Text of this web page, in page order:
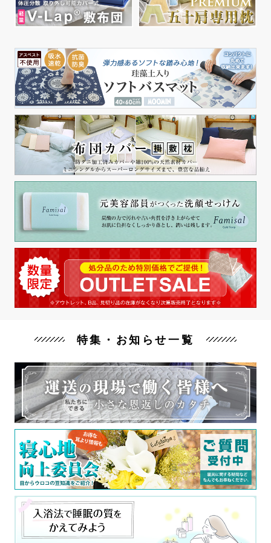
特集・お知らせ一覧